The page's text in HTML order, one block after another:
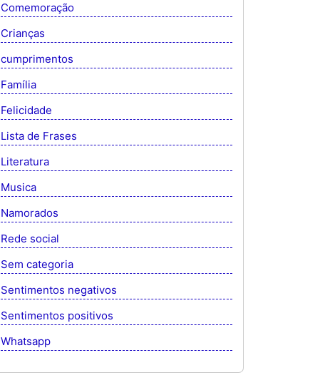
Comemoração
Crianças
cumprimentos
Família
Felicidade
Lista de Frases
Literatura
Musica
Namorados
Rede social
Sem categoria
Sentimentos negativos
Sentimentos positivos
Whatsapp